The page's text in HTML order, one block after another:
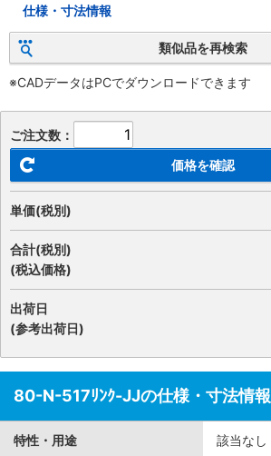
仕様・寸法情報
類似品を再検索
※CADデータはPCでダウンロードできます
ご注文数：
価格を確認
単価(税別)
合計(税別)
(税込価格)
出荷日
(参考出荷日)
80-N-517ﾘﾝｸ-JJの仕様・寸法情報
特性・用途 該当なし